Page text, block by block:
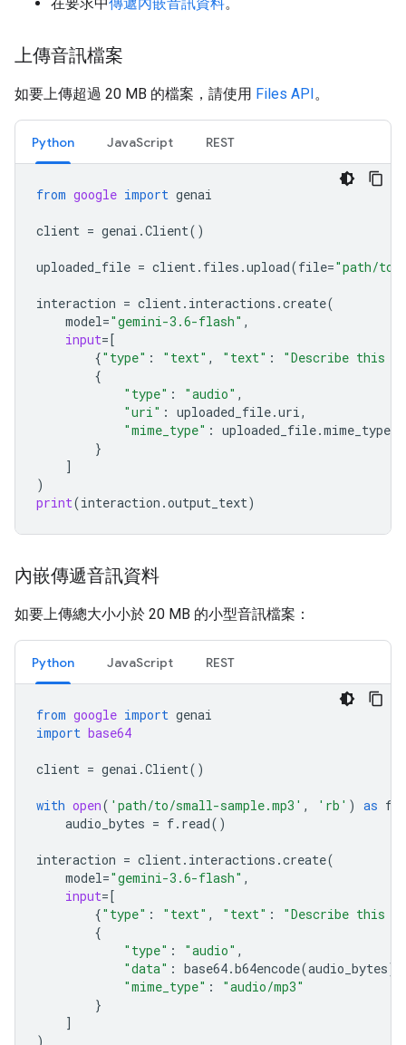
上傳音訊檔案
如要上傳超過 20 MB 的檔案，請使用 Files API。
Python JavaScript REST
from google import genai
client = genai .Client()
uploaded_file = client . files .upload(file="path/to/
interaction = client . interactions .create(
model="gemini-3.6-flash" ,
input=[
{"type" : "text" , "text" :
"Describe this
{
"type" : "audio" ,
"uri" : uploaded_file.uri ,
"mime_type" : uploaded_file.mime_type
}
]
)
print(interaction .output_text)
內嵌傳遞音訊資料
如要上傳總大小小於 20 MB 的小型音訊檔案：
Python JavaScript REST
from google import genai
import base64
client = genai .Client()
with open( 'path/to/small-sample.mp3' , 'rb' ) as f
audio_bytes = f. read()
interaction = client . interactions .create(
model="gemini-3.6-flash" ,
input=[
{"type" : "text" , "text" :
"Describe this
{
"type" : "audio" ,
"data" : base64.b64encode(audio_bytes)
"mime_type" :
"audio/mp3"
}
]
)